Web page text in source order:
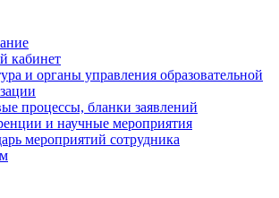
кабинет
и органы управления образовательной
процессы, бланки заявлений
и научные мероприятия
мероприятий сотрудника